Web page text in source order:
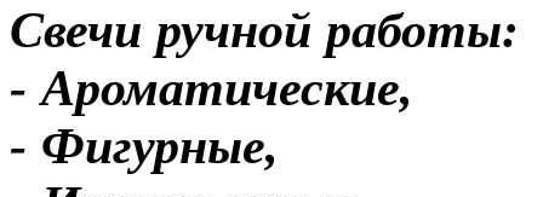
Свечи ручной работы:
- Ароматические,
- Фигурные,